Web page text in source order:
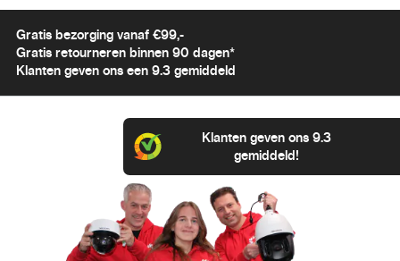
Gratis bezorging vanaf €99,-
Gratis retourneren binnen 90 dagen*
Klanten geven ons een 9.3 gemiddeld
Klanten geven ons 9.3
gemiddeld!